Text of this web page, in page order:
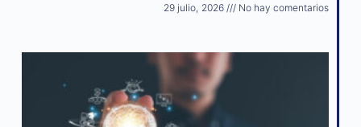
29 julio, 2026 No hay comentarios